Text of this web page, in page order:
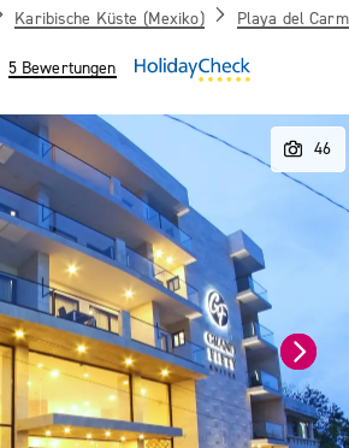
Karibische Küste (Mexiko) Playa del
5 Bewertungen